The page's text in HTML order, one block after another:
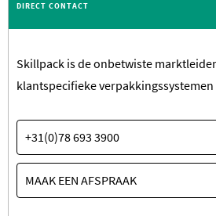
DIRECT CONTACT
Skillpack is de onbetwiste
klantspecifieke
+31(0)78 693 3900
MAAK EEN AFSPRAAK